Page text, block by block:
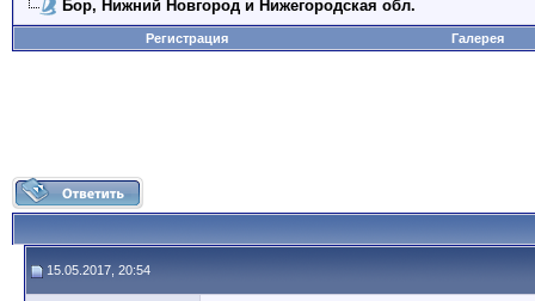
Бор, Нижний Новгород и Нижегородская обл.
Регистрация Галерея
15.05.2017, 20:54